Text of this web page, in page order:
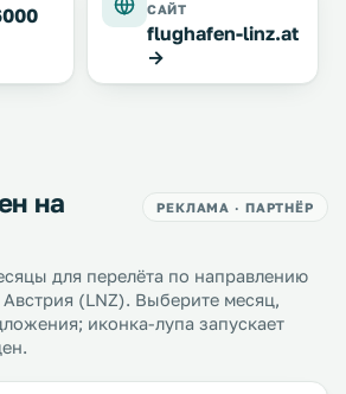
САЙТ
flughafen-linz.at
→
на
РЕКЛАМА · ПАРТНЁР
для перелёта по направлению
(LNZ). Выберите месяц,
иконка-лупа запускает